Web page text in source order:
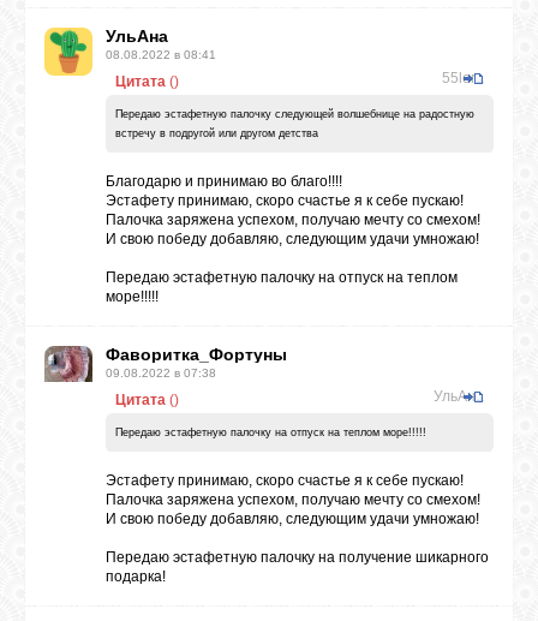
УльАна
08.08.2022 в 08:41
Цитата 55lora
()
Передаю эстафетную палочку следующей волшебнице на радостную
встречу в подругой или другом детства
Благодарю и принимаю во благо!!!!
Эстафету принимаю, скоро счастье я к себе пускаю!
Палочка заряжена успехом, получаю мечту со смехом!
И свою победу добавляю, следующим удачи умножаю!
Передаю эстафетную палочку на отпуск на теплом
море!!!!!
Фаворитка_Фортуны
09.08.2022 в 07:38
Цитата УльАна
()
Передаю эстафетную палочку на отпуск на теплом море!!!!!
Эстафету принимаю, скоро счастье я к себе пускаю!
Палочка заряжена успехом, получаю мечту со смехом!
И свою победу добавляю, следующим удачи умножаю!
Передаю эстафетную палочку на получение шикарного
подарка!